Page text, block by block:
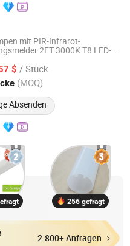
mit PIR-Infrarot-
2FT 3000K T8 LED-
$ / Stück
(MOQ)
Absenden
Co., Ltd.
Seit 2013
256 gefragt
2.800+ Anfragen